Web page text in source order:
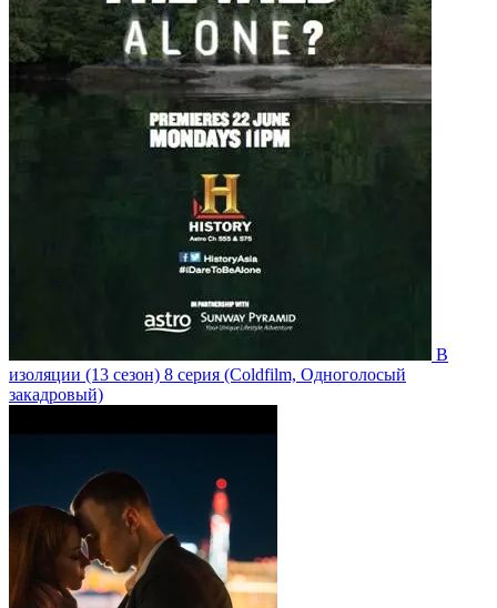
В
изоляции (13 сезон) 8 серия (Coldfilm, Одноголосый
закадровый)